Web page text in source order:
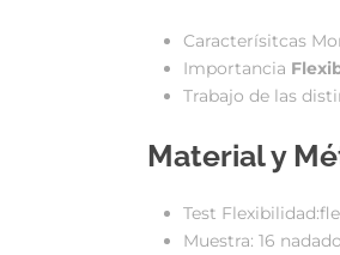
Caracterísitcas
Importancia
Trabajo de las
Material y
Test
Muestra: 16